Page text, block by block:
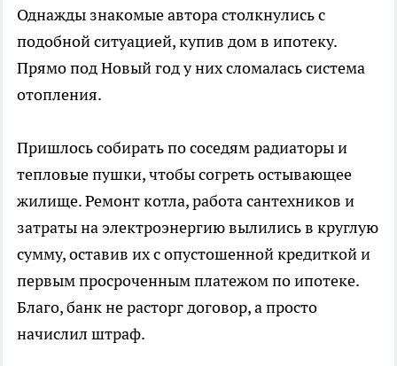
Однажды знакомые автора столкнулись с
подобной ситуацией, купив дом в ипотеку.
Прямо под Новый год у них сломалась система
отопления.
Пришлось собирать по соседям радиаторы и
тепловые пушки, чтобы согреть остывающее
жилище. Ремонт котла, работа сантехников и
затраты на электроэнергию вылились в круглую
сумму, оставив их с опустошенной кредиткой и
первым просроченным платежом по ипотеке.
Благо, банк не расторг договор, а просто
начислил штраф.